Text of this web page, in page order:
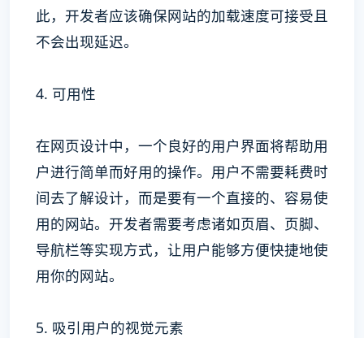
此，开发者应该确保网站的加载速度可接受且
不会出现延迟。
4. 可用性
在网页设计中，一个良好的用户界面将帮助用
户进行简单而好用的操作。用户不需要耗费时
间去了解设计，而是要有一个直接的、容易使
用的网站。开发者需要考虑诸如页眉、页脚、
导航栏等实现方式，让用户能够方便快捷地使
用你的网站。
5. 吸引用户的视觉元素